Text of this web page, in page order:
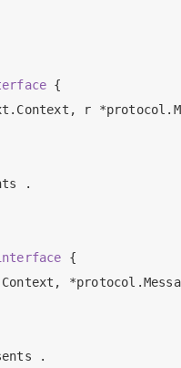
{
r
{